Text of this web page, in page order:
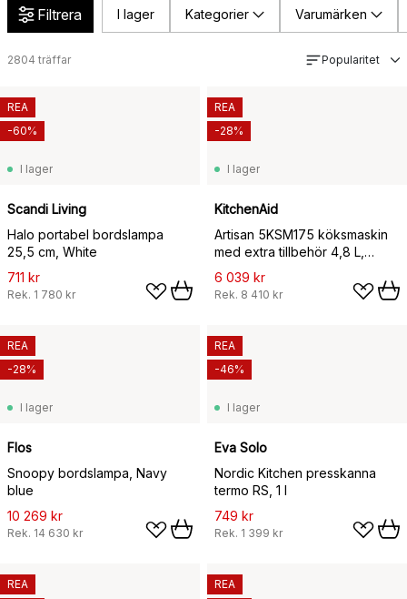
Filtrera I lager Kategorier Varumärken
2804 träffar Popularitet
I lager
Scandi Living
Halo portabel bordslampa
25,5 cm, White
711 kr
Rek. 1 780 kr
REA
-60%
I lager
KitchenAid
Artisan 5KSM175 köksmaskin
med extra tillbehör 4,8 L,
Almond cream
6 039 kr
Rek. 8 410 kr
REA
-28%
I lager
Flos
Snoopy bordslampa, Navy
blue
10 269 kr
Rek. 14 630 kr
REA
-28%
I lager
Eva Solo
Nordic Kitchen presskanna
termo RS, 1 l
749 kr
Rek. 1 399 kr
REA
-46%
REA
REA